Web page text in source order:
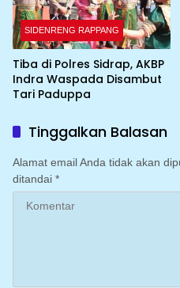
SIDENRENG RAPPANG
Tiba di Polres Sidrap, AKBP
Indra Waspada Disambut
Tari Paduppa
Tinggalkan Balasan
Alamat email Anda tidak akan
ditandai *